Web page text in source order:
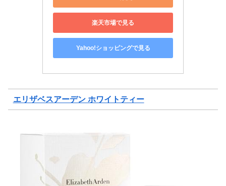
楽天市場で見る
Yahoo!ショッピングで見る
エリザベスアーデン ホワイトティー